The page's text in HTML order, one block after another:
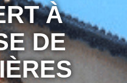
À
DE